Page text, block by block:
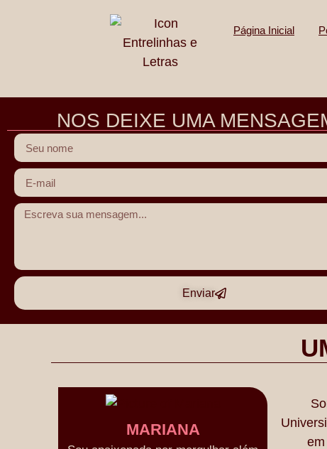
Página Inicial
SOBRE NÓS
NOS DEIXE UMA
Enviar
MARIANA